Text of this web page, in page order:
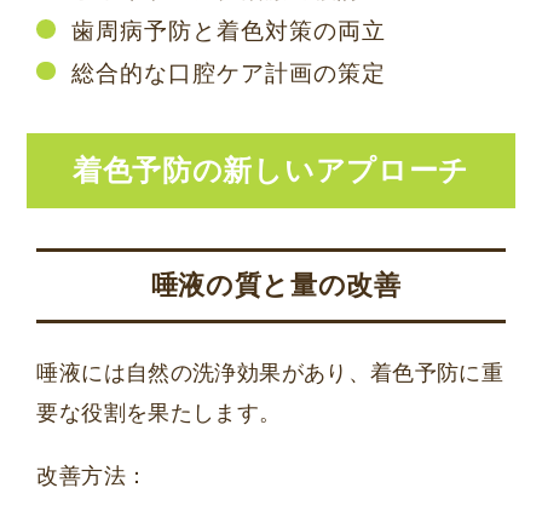
歯周病予防と着色対策の両立
総合的な口腔ケア計画の策定
着色予防の新しいアプローチ
唾液の質と量の改善
唾液には自然の洗浄効果があり、着色予防に重
要な役割を果たします。
改善方法：